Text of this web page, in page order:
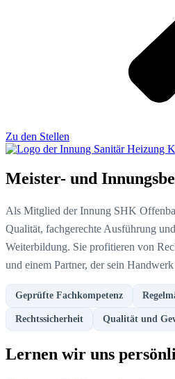
Zu den Stellen
Meister- und
Als Mitglied der Innung SHK
Qualität, fachgerechte Ausführung
Weiterbildung. Sie profitieren von
und einem Partner, der sein
Geprüfte Fachkompetenz
Rechtssicherheit Qualität und
Lernen wir uns